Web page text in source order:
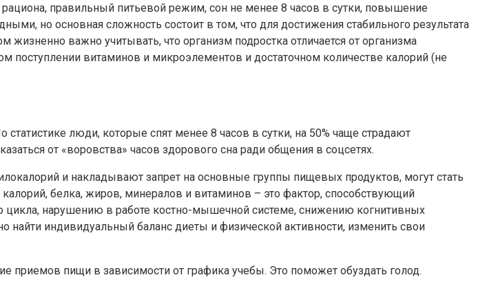
правильный питьевой режим, сон не менее 8 часов в сутки, повышение
но основная сложность состоит в том, что для достижения стабильного результата
важно учитывать, что организм подростка отличается от организма
поступлении витаминов и микроэлементов и достаточном количестве калорий (не
люди, которые спят менее 8 часов в сутки, на 50% чаще страдают
от «воровства» часов здорового сна ради общения в соцсетях.
и накладывают запрет на основные группы пищевых продуктов, могут стать
белка, жиров, минералов и витаминов – это фактор, способствующий
нарушению в работе костно-мышечной системе, снижению когнитивных
найти индивидуальный баланс диеты и физической активности, изменить свои
приемов пищи в зависимости от графика учебы. Это поможет обуздать голод.